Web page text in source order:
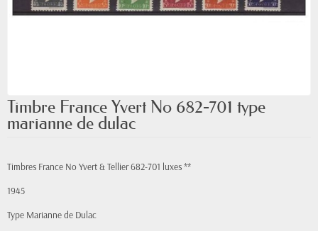
Timbre France Yvert No 682-701 type
marianne de dulac
Timbres France No Yvert & Tellier 682-701 luxes **
1945
Type Marianne de Dulac